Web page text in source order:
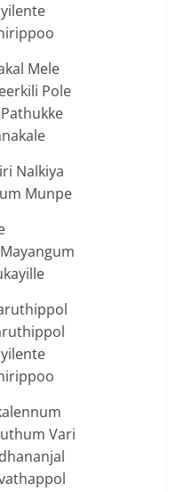
Mele
Pole
Nalkiya
Munpe
Vari